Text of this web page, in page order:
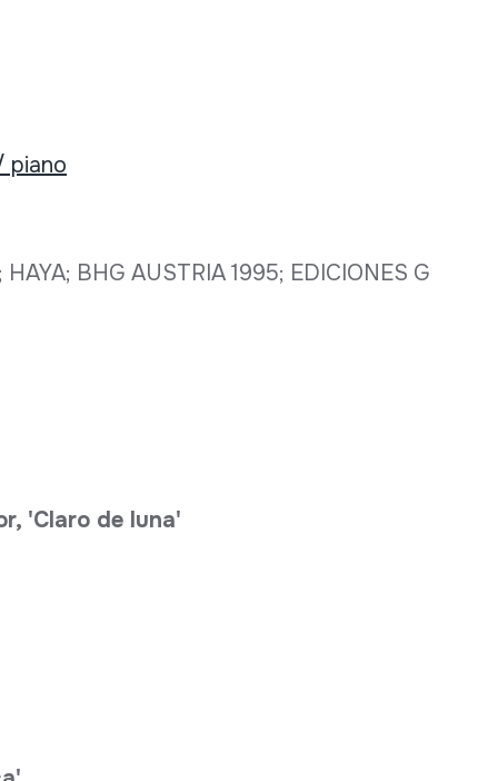
piano
BHG AUSTRIA 1995; EDICIONES G
'Claro de luna'